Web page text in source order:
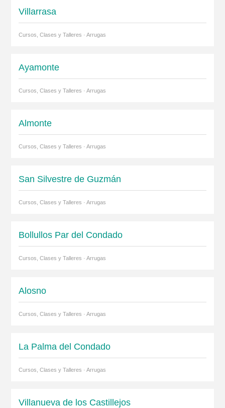
Villarrasa
Cursos, Clases y Talleres · Arrugas
Ayamonte
Cursos, Clases y Talleres · Arrugas
Almonte
Cursos, Clases y Talleres · Arrugas
San Silvestre de Guzmán
Cursos, Clases y Talleres · Arrugas
Bollullos Par del Condado
Cursos, Clases y Talleres · Arrugas
Alosno
Cursos, Clases y Talleres · Arrugas
La Palma del Condado
Cursos, Clases y Talleres · Arrugas
Villanueva de los Castillejos